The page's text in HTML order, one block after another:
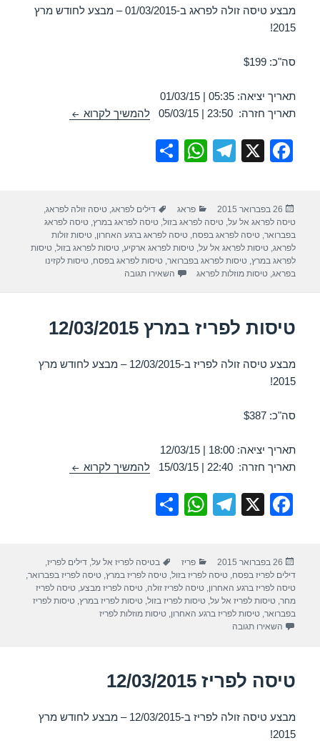
מבצע טיסה זולה לפראג ב-01/03/2015 – מבצע לחודש מרץ
2015!
סה"כ: $199
תאריך יציאה: 05:35 | 01/03/15
תאריך חזרה: 23:50 | 05/03/15
להמשיך לקרוא טיסה זולה לפראג 01/03/2015
F
e
b
o
X
T
gr
a
m
W
s
A
p
e
פורסם
בתאריך
26 בפברואר 2015 קטגוריות
פראג תגיות
דילים לפראג,טיסה זולה לפראג,
טיסה לפראג אל על,טיסה לפראג בזול,טיסה לפראג במרץ,טיסה לפראג
בפברואר,טיסה לפראג בפסח,טיסה לפראג ברגע האחרון,טיסות זולות
לפראג,טיסות לפראג אל על,טיסות לפראג ארקיע,טיסות לפראג בזול,טיסות
לפראג במרץ,טיסות לפראג בפברואר,טיסות לפראג בפסח,טיסות לקזינו
בפראג,טיסות מוזלות לפראג השאירו תגובה
טיסות לפריז במרץ 12/03/2015
מבצע טיסה זולה לפריז ב-12/03/2015 – מבצע לחודש מרץ
2015!
סה"כ: $387
תאריך יציאה: 18:00 | 12/03/15
תאריך חזרה: 22:40 | 15/03/15
להמשיך לקרוא טיסות לפריז במרץ 12/03/
F
e
b
o
X
T
gr
a
m
W
s
A
p
e
פורסם
בתאריך
26 בפברואר 2015 קטגוריות
פריז תגיות
בטיסה לפריז אל על,דילים לפריז,
דילים לפריז בפסח,טיסה לפריז בזול,טיסה לפריז במרץ,טיסה לפריז בפברואר,
טיסה לפריז ברגע האחרון,טיסה לפריז זולה,טיסה לפריז מבצע,טיסה לפריז
מחר,טיסות לפריז אל על,טיסות לפריז בזול,טיסות לפריז במרץ,טיסות לפריז
בפברואר,טיסות לפריז ברגע האחרון,טיסות מוזלות לפריז
השאירו תגובה
טיסה לפריז 12/03/2015
מבצע טיסה זולה לפריז ב-12/03/2015 – מבצע לחודש מרץ
2015!